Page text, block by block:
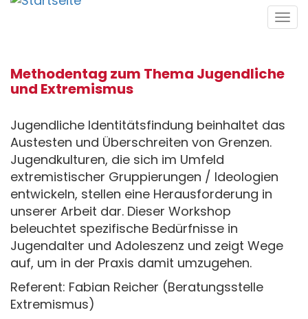
Direkt
Methodentag zum Thema Jugendliche
und Extremismus
Jugendliche Identitätsfindung beinhaltet das
Austesten und Überschreiten von Grenzen.
Jugendkulturen, die sich im Umfeld
extremistischer Gruppierungen / Ideologien
entwickeln, stellen eine Herausforderung in
unserer Arbeit dar. Dieser Workshop
beleuchtet spezifische Bedürfnisse in
Jugendalter und Adoleszenz und zeigt Wege
auf, um in der Praxis damit umzugehen.
Referent: Fabian Reicher (Beratungsstelle
Extremismus)